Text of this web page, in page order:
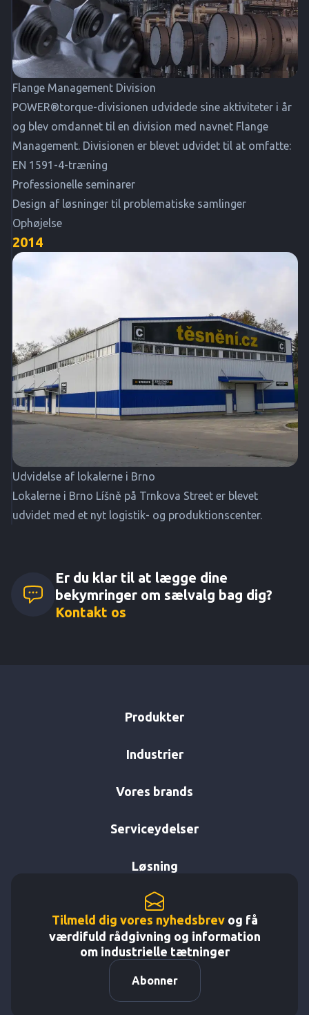
Flange Management Division
POWER®torque-divisionen udvidede sine aktiviteter i år
og blev omdannet til en division med navnet Flange
Management. Divisionen er blevet udvidet til at omfatte:
EN 1591-4-træning
Professionelle seminarer
Design af løsninger til problematiske samlinger
Ophøjelse
2014
Udvidelse af lokalerne i Brno
Lokalerne i Brno Líšně på Trnkova Street er blevet
udvidet med et nyt logistik- og produktionscenter.
Er du klar til at lægge dine
bekymringer om sælvalg bag dig?
Kontakt os
Produkter
Industrier
Vores brands
Serviceydelser
Løsning
Tilmeld dig vores nyhedsbrevog få
værdifuld rådgivning og information
om industrielle tætninger
Abonner